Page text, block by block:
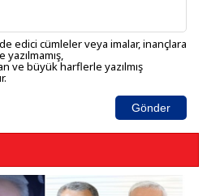
edici cümleler veya imalar, inançlara
yazılmamış,
ve büyük harflerle yazılmış
Gönder